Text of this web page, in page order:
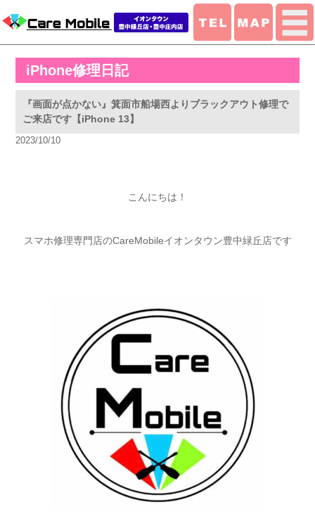
iPhone修理日記
『画面が点かない』箕面市船場西よりブラックアウト修理で
ご来店です【iPhone 13】
2023/10/10
こんにちは！
スマホ修理専門店のCareMobileイオンタウン豊中緑丘店です